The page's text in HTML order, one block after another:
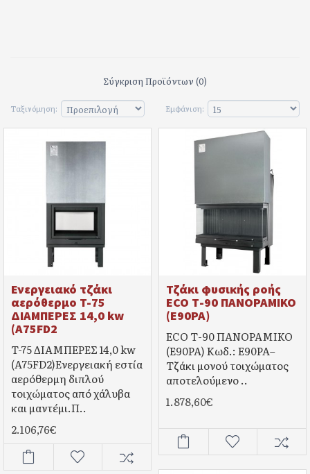
Σύγκριση Προϊόντων (0)
Ταξινόμηση: Εμφάνιση:
Ενεργειακό τζάκι
αερόθερμο T-75
ΔΙΑΜΠΕΡΕΣ 14,0 kw
(A75FD2
T-75 ΔΙΑΜΠΕΡΕΣ 14,0 kw
(A75FD2)Ενεργειακή εστία
αερόθερμη διπλού
τοιχώματος από χάλυβα
και μαντέμι.Π..
2.106,76€
Τζάκι φυσικής ροής
ECO Τ-90 ΠΑΝΟΡΑΜΙΚΟ
(E90PA)
ECO Τ-90 ΠΑΝΟΡΑΜΙΚΟ
(E90PA) Κωδ.: E90PA–
Τζάκι μονού τοιχώματος
αποτελούμενο ..
1.878,60€